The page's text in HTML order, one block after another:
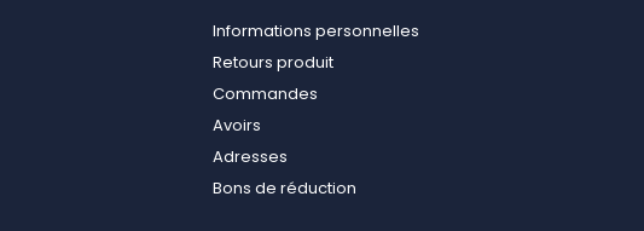
Informations personnelles
Retours produit
Commandes
Avoirs
Adresses
Bons de réduction